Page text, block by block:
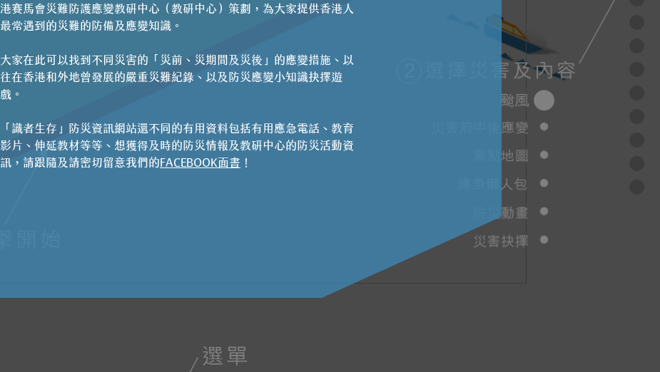
港賽馬會災難防護應變教研中心（教研中心）策劃，為大家提供香港人
最常遇到的災難的防備及應變知識。
大家在此可以找到不同災害的「災前、災期間及災後」的應變措施、以
往在香港和外地曾發展的嚴重災難紀錄、以及防災應變小知識抉擇遊
戲。
「識者生存」防災資訊網站還不同的有用資料包括有用應急電話、教育
影片、伸延教材等等、想獲得及時的防災情報及教研中心的防災活動資
訊，請跟隨及請密切留意我們的FACEBOOK面書 ！